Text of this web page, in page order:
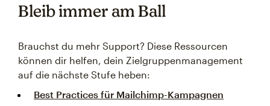
Bleib immer am Ball
Brauchst du mehr Support? Diese Ressourcen
können dir helfen, dein Zielgruppenmanagement
auf die nächste Stufe heben:
Best Practices für Mailchimp-Kampagnen